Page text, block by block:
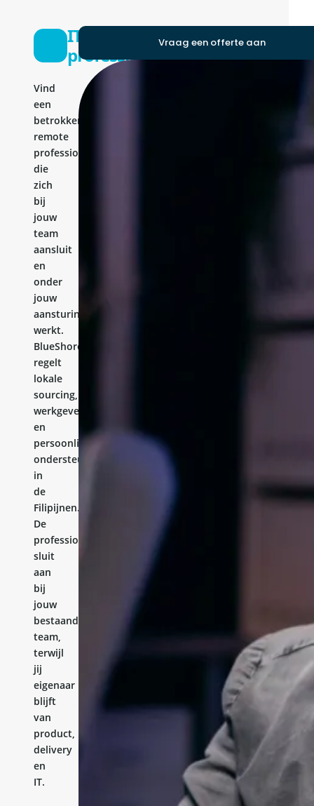
IT-
professional
Vind
een
betrokken
remote
professional
die
zich
bij
jouw
team
aansluit
en
onder
jouw
aansturing
werkt.
BlueShores
regelt
lokale
sourcing,
werkgeverschap
en
persoonlijke
ondersteuning
in
de
Filipijnen.
De
professional
sluit
aan
bij
jouw
bestaande
team,
terwijl
jij
eigenaar
blijft
van
product,
delivery
en
IT.
Vraag een offerte aan